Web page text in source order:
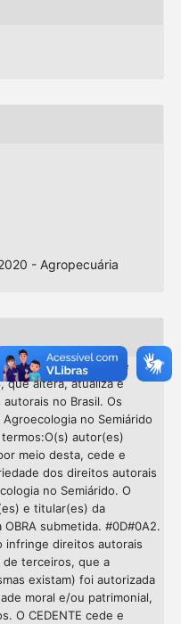
- Agropecuária
utiliza o termo de
que altera, atualiza e
no Brasil. Os
no Semiárido
autor(es)
meio desta, cede e
dos direitos autorais
no Semiárido. O
e titular(es) da
submetida. #0D#0A2.
infringe direitos autorais
terceiros, que a
existam) foi autorizada
moral e/ou patrimonial,
O CEDENTE cede e